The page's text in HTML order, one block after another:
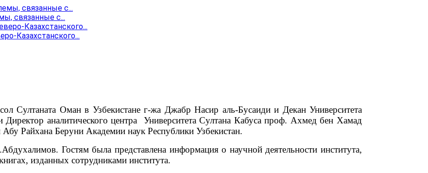
связанные с...
Казахстанского...
Оман в Узбекистане г-жа Джабр Насир аль-Бусаиди и Декан Университета
аналитического центра Университета Султана Кабуса проф. Ахмед бен Хамад
Райхана Беруни Академии наук Республики Узбекистан.
Гостям была представлена информация о научной деятельности института,
изданных сотрудниками института.